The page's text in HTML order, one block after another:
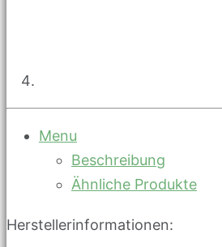
Menu
Beschreibung
Ähnliche Produkte
Herstellerinformationen: